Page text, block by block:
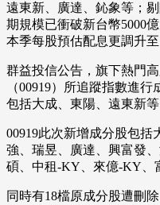
遠東新、廣達、鈊象等；
期規模已衝破新台幣5000
本季每股預估配息更調升
群益投信公告，旗下熱門
（00919）所追蹤指數進
包括大成、東陽、遠東新等
00919此次新增成分股包
強、瑞昱、廣達、興富發
碩、中租-KY、來億-KY、
同時有18檔原成分股遭刪